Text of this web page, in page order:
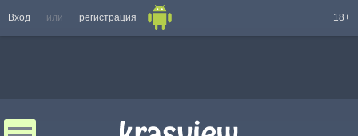
Вход или регистрация 18+